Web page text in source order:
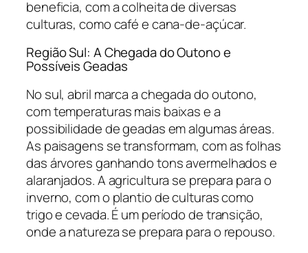
beneficia, com a colheita de diversas
culturas, como café e cana-de-açúcar.
Região Sul: A Chegada do Outono e
Possíveis Geadas
No sul, abril marca a chegada do outono,
com temperaturas mais baixas e a
possibilidade de geadas em algumas áreas.
As paisagens se transformam, com as folhas
das árvores ganhando tons avermelhados e
alaranjados. A agricultura se prepara para o
inverno, com o plantio de culturas como
trigo e cevada. É um período de transição,
onde a natureza se prepara para o repouso.